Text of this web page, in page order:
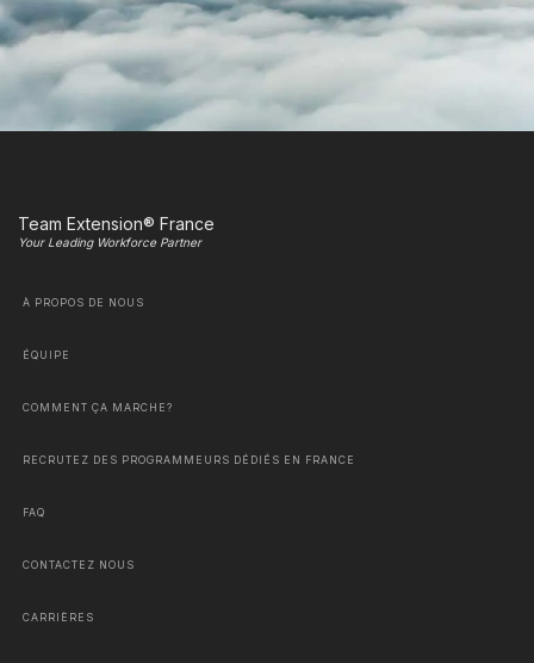
Team Extension® France
Your Leading Workforce Partner
À PROPOS DE NOUS
ÉQUIPE
COMMENT ÇA MARCHE?
RECRUTEZ DES PROGRAMMEURS DÉDIÉS EN FRANCE
FAQ
CONTACTEZ NOUS
CARRIÈRES